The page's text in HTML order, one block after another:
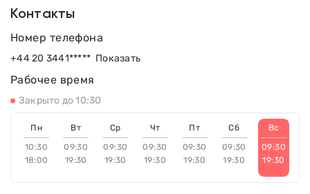
Контакты
Рабочее время
Закрыто до 10:30
Пн
10:30
18:00
Вт
09:30
19:30
Ср
09:30
19:30
Чт
09:30
19:30
Пт
09:30
19:30
Сб
09:30
19:30
Вс
09:30
19:30
Номер телефона
+44 20 3441***** Показать